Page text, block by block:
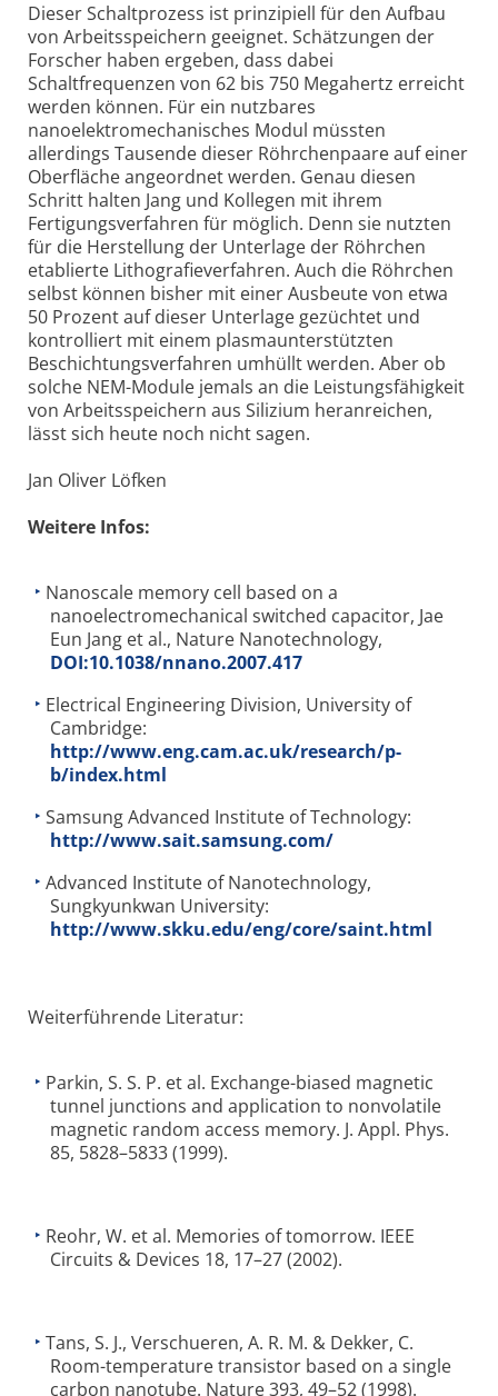
Dieser Schaltprozess ist prinzipiell für den Aufbau
von Arbeitsspeichern geeignet. Schätzungen der
Forscher haben ergeben, dass dabei
Schaltfrequenzen von 62 bis 750 Megahertz erreicht
werden können. Für ein nutzbares
nanoelektromechanisches Modul müssten
allerdings Tausende dieser Röhrchenpaare auf einer
Oberfläche angeordnet werden. Genau diesen
Schritt halten Jang und Kollegen mit ihrem
Fertigungsverfahren für möglich. Denn sie nutzten
für die Herstellung der Unterlage der Röhrchen
etablierte Lithografieverfahren. Auch die Röhrchen
selbst können bisher mit einer Ausbeute von etwa
50 Prozent auf dieser Unterlage gezüchtet und
kontrolliert mit einem plasmaunterstützten
Beschichtungsverfahren umhüllt werden. Aber ob
solche NEM-Module jemals an die Leistungsfähigkeit
von Arbeitsspeichern aus Silizium heranreichen,
lässt sich heute noch nicht sagen.
Jan Oliver Löfken
Weitere Infos:
Nanoscale memory cell based on a
nanoelectromechanical switched capacitor, Jae
Eun Jang et al., Nature Nanotechnology,
DOI:10.1038/nnano.2007.417
Electrical Engineering Division, University of
Cambridge:
http://www.eng.cam.ac.uk/research/p-
b/index.html
Samsung Advanced Institute of Technology:
http://www.sait.samsung.com/
Advanced Institute of Nanotechnology,
Sungkyunkwan University:
http://www.skku.edu/eng/core/saint.html
Weiterführende Literatur:
Parkin, S. S. P. et al. Exchange-biased magnetic
tunnel junctions and application to nonvolatile
magnetic random access memory. J. Appl. Phys.
85, 5828–5833 (1999).
Reohr, W. et al. Memories of tomorrow. IEEE
Circuits & Devices 18, 17–27 (2002).
Tans, S. J., Verschueren, A. R. M. & Dekker, C.
Room-temperature transistor based on a single
carbon nanotube. Nature 393, 49–52 (1998).